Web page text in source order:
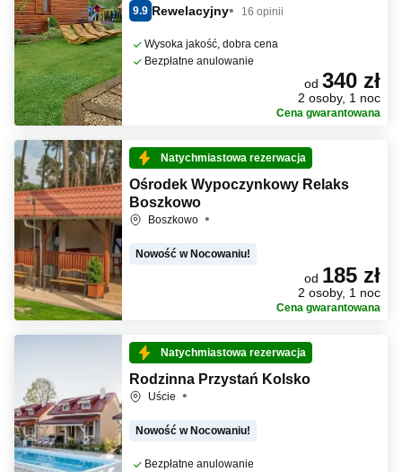
9.9 Rewelacyjny 16 opinii
Wysoka jakość, dobra cena
Bezpłatne anulowanie
od 340 zł
2 osoby, 1 noc
Cena gwarantowana
Natychmiastowa rezerwacja
Ośrodek Wypoczynkowy Relaks
Boszkowo
Boszkowo
Nowość w Nocowaniu!
od 185 zł
2 osoby, 1 noc
Cena gwarantowana
Natychmiastowa rezerwacja
Rodzinna Przystań Kolsko
Uście
Nowość w Nocowaniu!
Bezpłatne anulowanie